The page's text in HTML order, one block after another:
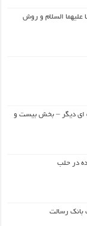
علیهما السلام و روش
ای دیگر – بخش بیست و
در حلب
بانک رسالت